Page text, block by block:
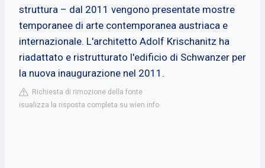
struttura – dal 2011 vengono presentate mostre
temporanee di arte contemporanea austriaca e
internazionale. L'architetto Adolf Krischanitz ha
riadattato e ristrutturato l'edificio di Schwanzer per
la nuova inaugurazione nel 2011.
Richiesta di rimozione della fonte
isualizza la risposta completa su wien.info